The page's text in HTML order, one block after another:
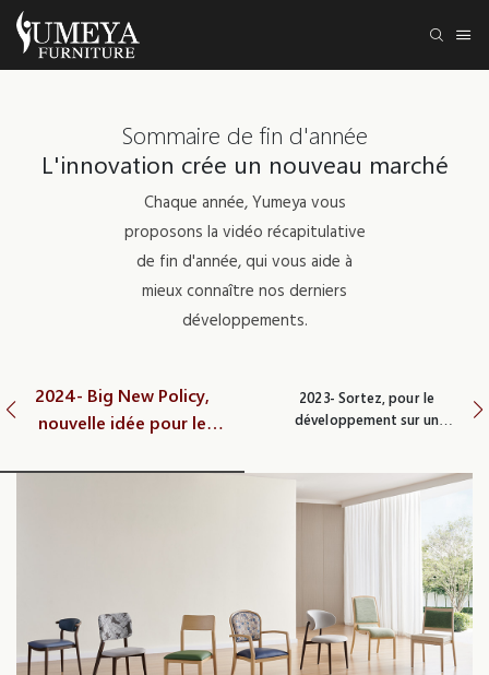
Sommaire de fin d'année
L'innovation crée un nouveau marché
Chaque année, Yumeya vous
proposons la vidéo récapitulative
de fin d'année, qui vous aide à
mieux connaître nos derniers
développements.
2024- Big New Policy,
nouvelle idée pour le
2023- Sortez, pour le
développement sur un